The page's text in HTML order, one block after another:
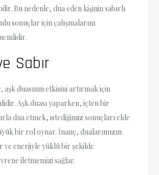
Bu nedenle, dua eden kişinin sabırlı
sonuçlar için çalışmalarını
Sabır
aşk duasının etkisini artırmak için
Aşk duası yaparken, içten bir
dua etmek, istediğimiz sonuçları elde
bir rol oynar. İnanç, dualarımızın
ve enerjiyle yüklü bir şekilde
iletmemizi sağlar.